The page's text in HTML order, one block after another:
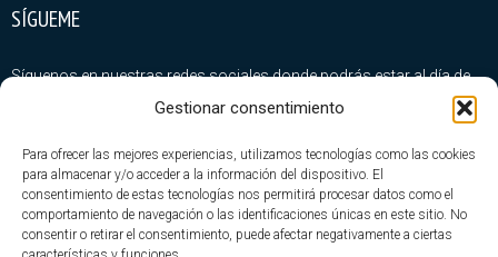
Gestionar consentimiento
Para ofrecer las mejores experiencias, utilizamos tecnologías como las cookies
para almacenar y/o acceder a la información del dispositivo. El
consentimiento de estas tecnologías nos permitirá procesar datos como el
comportamiento de navegación o las identificaciones únicas en este sitio. No
consentir o retirar el consentimiento, puede afectar negativamente a ciertas
SÍGUEME
Síguenos en nuestras redes sociales donde podrás estar al día de
todas nuestras novedades